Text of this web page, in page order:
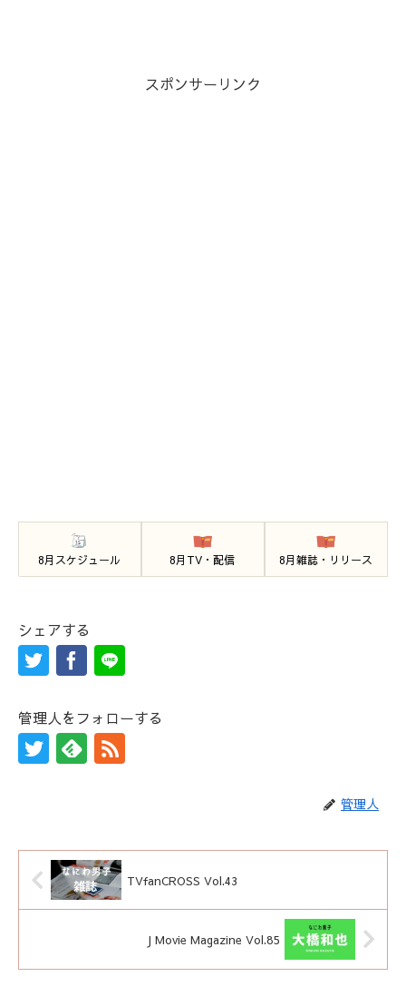
スポンサーリンク
8月スケジュール 8月TV・配信 8月雑誌・リリース
シェアする
管理人をフォローする
管理人
TVfanCROSS Vol.43
J Movie Magazine Vol.85